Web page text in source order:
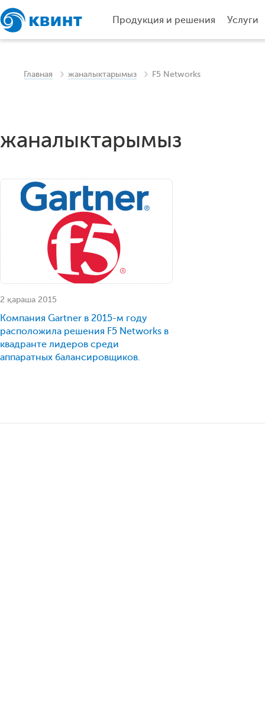
Продукция и решения Услуги
Главная жаналыктарымыз F5 Networks
жаналыктарымыз
2 қараша 2015
Компания Gartner в 2015-м году
расположила решения F5 Networks в
квадранте лидеров среди
аппаратных балансировщиков.